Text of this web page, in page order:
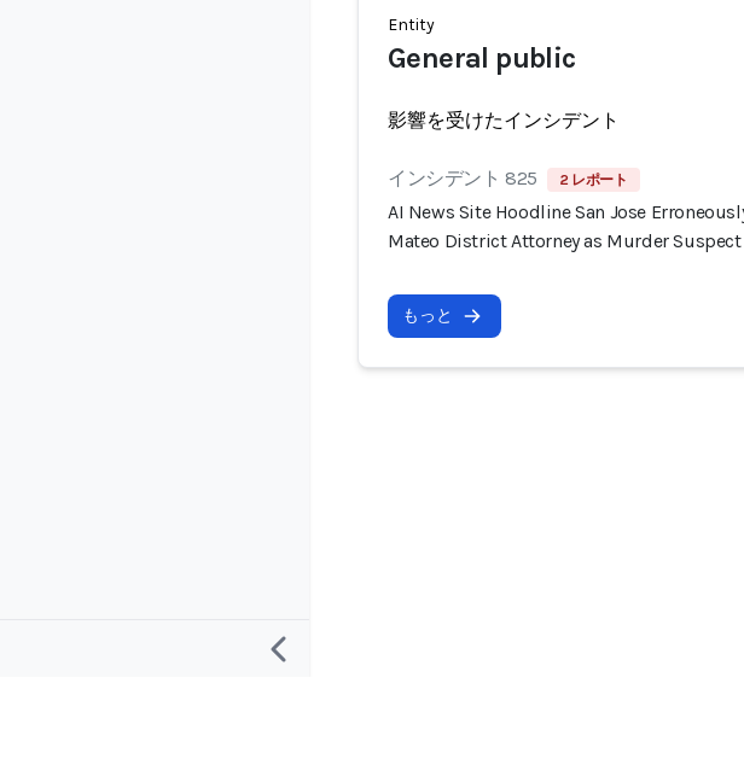
Entity
General public
影響を受けたインシデント
インシデント 825 2 レポート
AI News Site Hoodline San Jose
Mateo District Attorney as Murder Suspect
もっと